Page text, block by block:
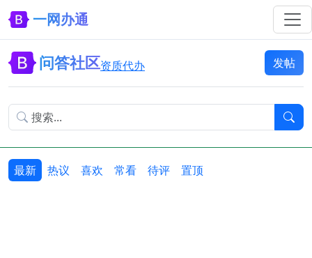
一网办通
问答社区资质代办 发帖
最新 热议 喜欢 常看 待评 置顶